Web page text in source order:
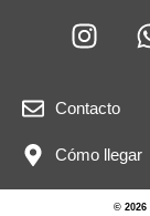
Contacto
Cómo llegar
©